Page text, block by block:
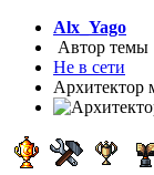
Alx_Yago
Автор темы
Не в сети
Архитектор